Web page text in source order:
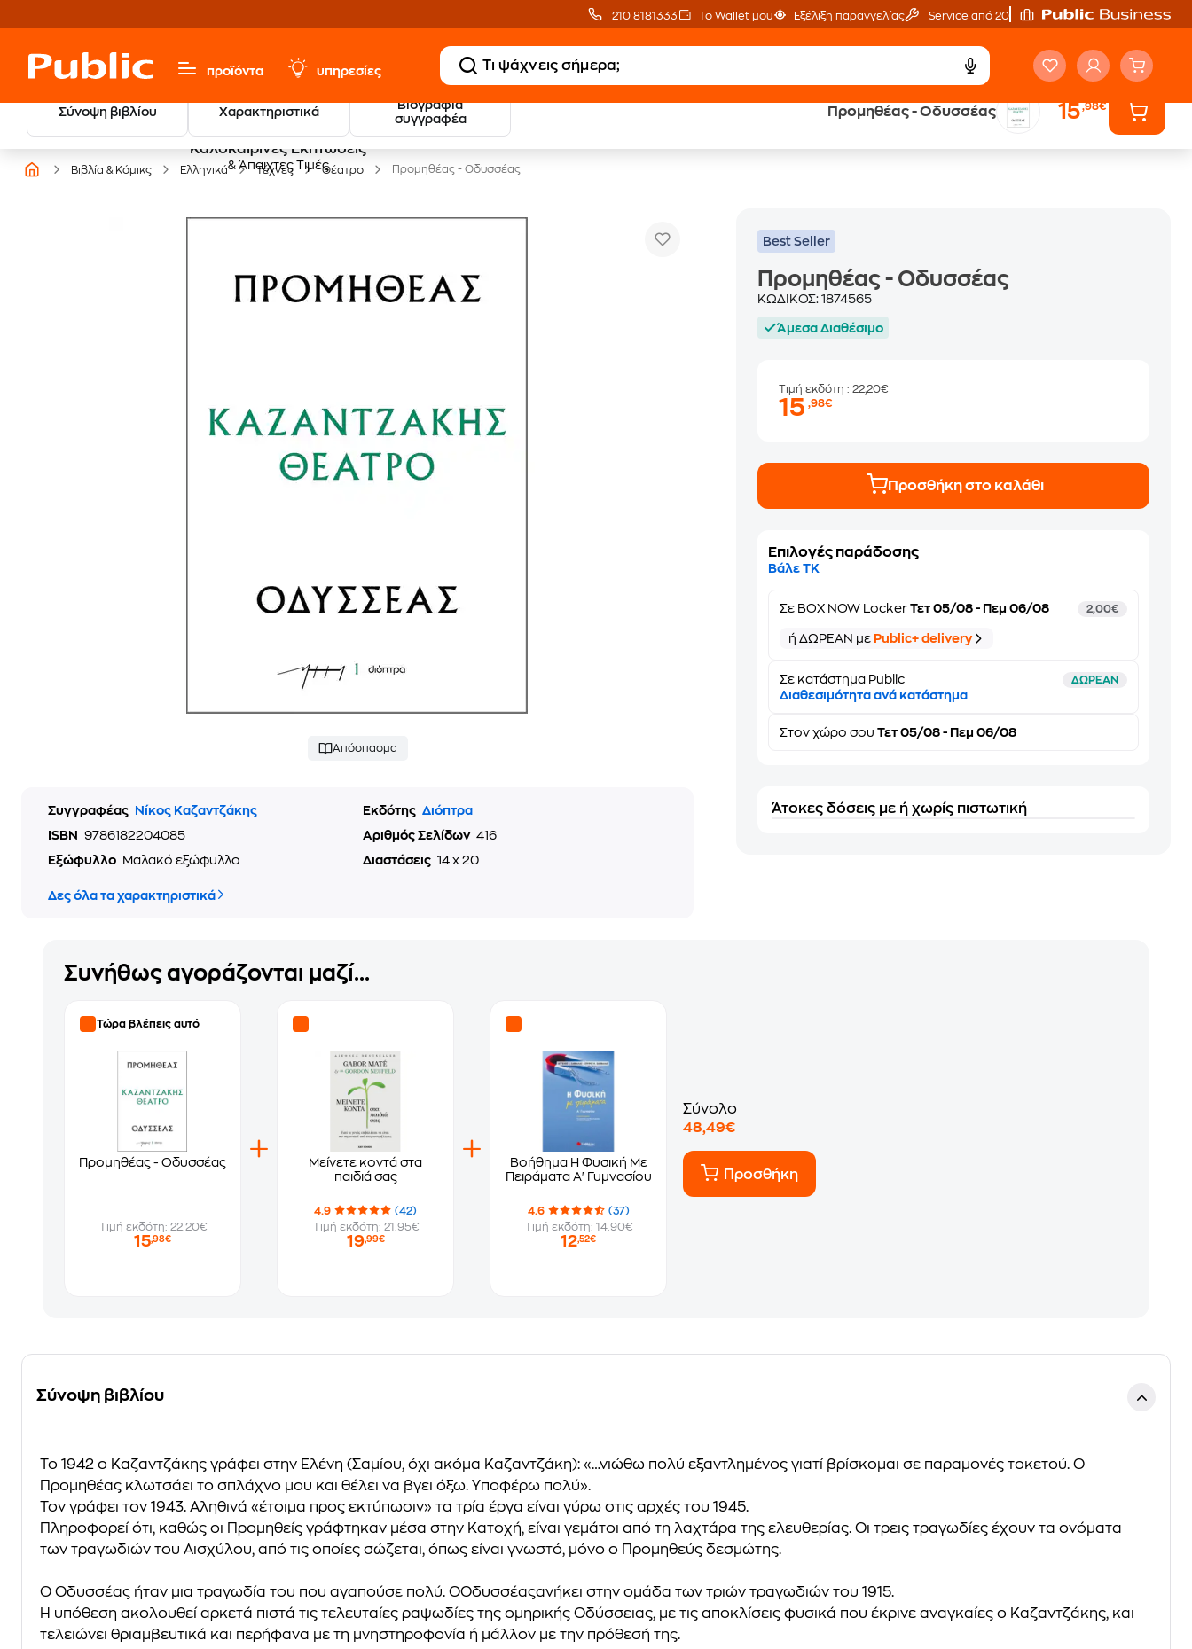
210 8181333 Το Wallet μου Εξέλιξη παραγγελίας Service από 20'
προϊόντα υπηρεσίες
Σύνοψη βιβλίου Χαρακτηριστικά
Βιογραφία
συγγραφέα
Προμηθέας - Οδυσσέας 15,98€
Καλοκαιρινές Εκπτώσεις
& Άπαιχτες Τιμές
20 € Public επιστροφή
με Snappi
Έλα στον κόσμο
Βιβλία & Κόμικς Ελληνικά Τέχνες Θέατρο Προμηθέας - Οδυσσέας
Απόσπασμα
Συγγραφέας Νίκος Καζαντζάκης Εκδότης Διόπτρα
ISBN
9786182204085 Αριθμός Σελίδων 416
Εξώφυλλο
Μαλακό εξώφυλλο Διαστάσεις 14 x 20
Δες όλα τα χαρακτηριστικά
Best Seller
Προμηθέας - Οδυσσέας
ΚΩΔΙΚΟΣ:1874565
Άμεσα Διαθέσιμο
Τιμή εκδότη: 22,20€
15,98€
Προσθήκη στο καλάθι
Επιλογές παράδοσης
Βάλε ΤΚ
Σε BOX NOW Locker Τετ 05/08 - Πεμ 06/08 2,00€
ή ΔΩΡΕΑΝ με Public+ delivery
Σε κατάστημα Public ΔΩΡΕΑΝ
Διαθεσιμότητα ανά κατάστημα
Στονχώρο σου Τετ 05/08 - Πεμ 06/08
Άτοκες δόσεις με ή χωρίς πιστωτική
Συνήθως αγοράζονται μαζί...
Τώρα βλέπεις αυτό
Προμηθέας - Οδυσσέας
Τιμή εκδότη: 22.20€
15,98€
Μείνετε κοντά στα
παιδιά σας
4.9
(42)
Τιμή εκδότη: 21.95€
19,99€
Βοήθημα Η Φυσική Με
Πειράματα Α' Γυμνασίου
4.6
(37)
Τιμή εκδότη: 14.90€
12,52€
Σύνολο
48,49€
Προσθήκη
Σύνοψη βιβλίου
Το 1942 ο Καζαντζάκης γράφει στην Ελένη (Σαμίου, όχι ακόμα Καζαντζάκη): «…νιώθω πολύ εξαντλημένος γιατί βρίσκομαι σε παραμονές τοκετού. Ο
Προμηθέας κλωτσάει το σπλάχνο μου και θέλει να βγει όξω. Υποφέρω πολύ».
Τον γράφει τον 1943. Αληθινά «έτοιμα προς εκτύπωσιν» τα τρία έργα είναι γύρω στις αρχές του 1945.
Πληροφορεί ότι, καθώς οι Προμηθείς γράφτηκαν μέσα στην Κατοχή, είναι γεμάτοι από τη λαχτάρα της ελευθερίας. Οι τρεις τραγωδίες έχουν τα ονόματα
των τραγωδιών του Αισχύλου, από τις οποίες σώζεται, όπως είναι γνωστό, μόνο ο Προμηθεύς δεσμώτης.
O Oδυσσέας ήταν μια τραγωδία του που αγαπούσε πολύ. ΟOδυσσέαςανήκει στην ομάδα των τριών τραγωδιών του 1915.
Η υπόθεση ακολουθεί αρκετά πιστά τις τελευταίες ραψωδίες της ομηρικής Oδύσσειας, με τις αποκλίσεις φυσικά που έκρινε αναγκαίες ο Kαζαντζάκης, και
τελειώνει θριαμβευτικά και περήφανα με τη μνηστηροφονία ή μάλλον με την πρόθεσή της.